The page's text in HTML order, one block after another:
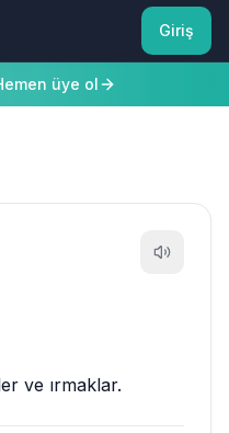
Giriş
üye ol
ve ırmaklar.